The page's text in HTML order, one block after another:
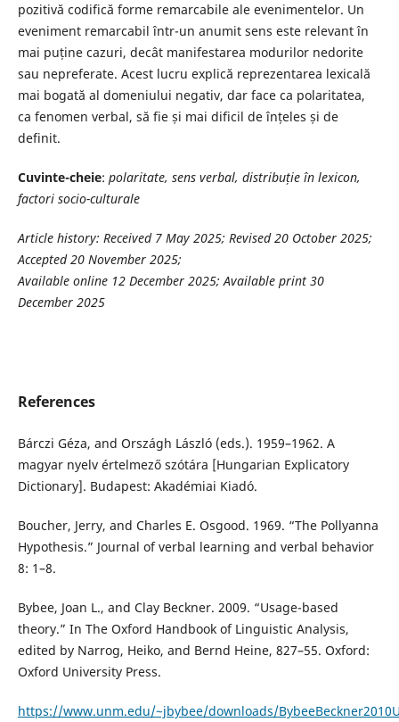
pozitivă codifică forme remarcabile ale evenimentelor. Un
eveniment remarcabil într-un anumit sens este relevant în
mai puține cazuri, decât manifestarea modurilor nedorite
sau nepreferate. Acest lucru explică reprezentarea lexicală
mai bogată al domeniului negativ, dar face ca polaritatea,
ca fenomen verbal, să fie și mai dificil de înțeles și de
definit.
Cuvinte-cheie: polaritate, sens verbal, distribuție în lexicon,
factori socio-culturale
Article history: Received 7 May 2025; Revised 20 October 2025;
Accepted 20 November 2025;
Available online 12 December 2025; Available print 30
December 2025
References
Bárczi Géza, and Országh László (eds.). 1959–1962. A
magyar nyelv értelmező szótára [Hungarian Explicatory
Dictionary]. Budapest: Akadémiai Kiadó.
Boucher, Jerry, and Charles E. Osgood. 1969. “The Pollyanna
Hypothesis.” Journal of verbal learning and verbal behavior
8: 1–8.
Bybee, Joan L., and Clay Beckner. 2009. “Usage-based
theory.” In The Oxford Handbook of Linguistic Analysis,
edited by Narrog, Heiko, and Bernd Heine, 827–55. Oxford:
Oxford University Press.
https://www.unm.edu/~jbybee/downloads/